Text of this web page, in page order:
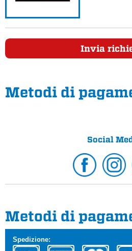
Invia
Metodi di
Social
Metodi di
Spedizione: